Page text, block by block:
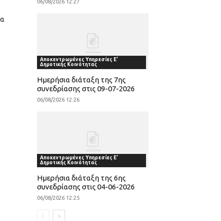
06/08/2026 12:27
Αποκεντρωμένες Υπηρεσίες Ε'
Δημοτικής Κοινότητας
Ημερήσια διάταξη της 7ης
συνεδρίασης στις 09-07-2026
06/08/2026 12:26
Αποκεντρωμένες Υπηρεσίες Ε'
Δημοτικής Κοινότητας
Ημερήσια διάταξη της 6ης
συνεδρίασης στις 04-06-2026
06/08/2026 12:25